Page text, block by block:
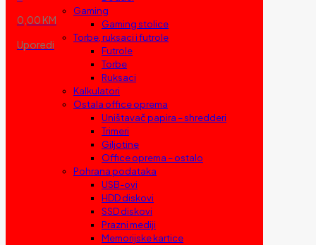
0,00 KM
Uporedi
Gaming
Gaming stolice
Torbe, ruksaci i futrole
Futrole
Torbe
Ruksaci
Kalkulatori
Ostala office oprema
Uništavač papira – shredderi
Trimeri
Giljotine
Office oprema – ostalo
Pohrana podataka
USB-ovi
HDD diskovi
SSD diskovi
Prazni mediji
Memorijske kartice